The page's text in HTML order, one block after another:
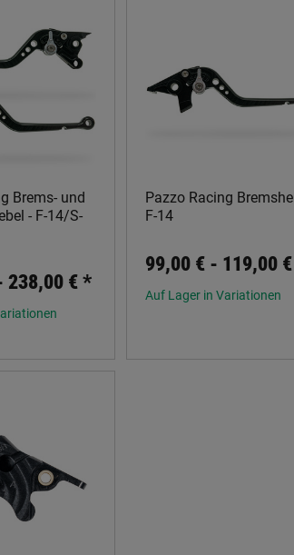
Brems- und
- F-14/S-
238,00 €*
Pazzo Racing
F-14
99,00 € - 119,00 €
Auf Lager in Variationen